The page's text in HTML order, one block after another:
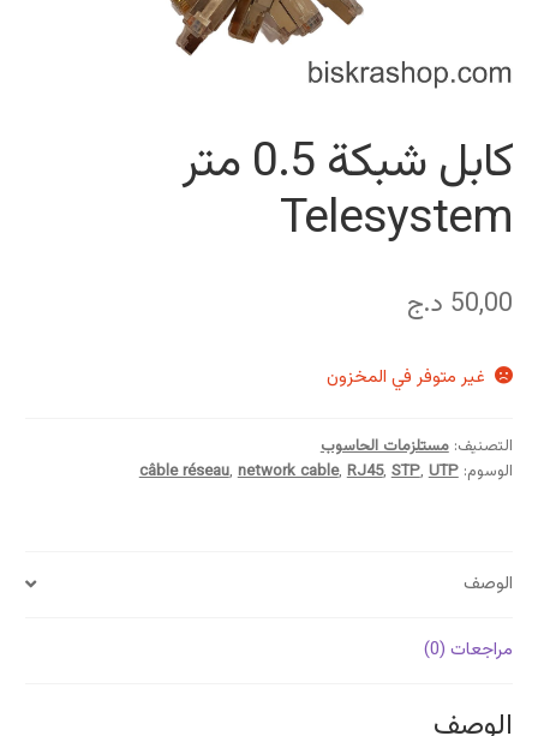
كابل شبكة 0.5 متر
Telesystem
50,00 د.ج
غير متوفر في المخزون
التصنيف:مستلزمات الحاسوب
الوسوم:
câble réseau,network cable,RJ45,STP,UTP
الوصف
مراجعات (0)
الوصف